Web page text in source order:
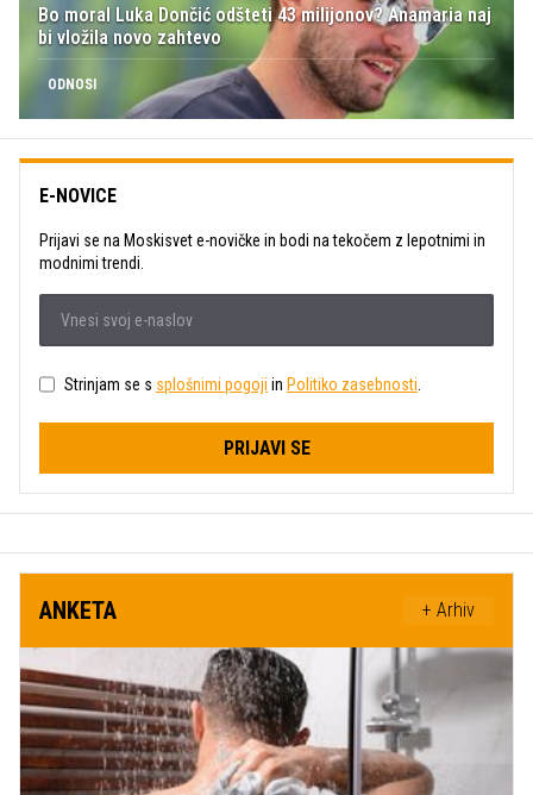
Bo moral Luka Dončić odšteti 43 milijonov? Anamaria naj
bi vložila novo zahtevo
ODNOSI
E-NOVICE
Prijavi se na Moskisvet e-novičke in bodi na tekočem z lepotnimi in
modnimi trendi.
Strinjam se s splošnimi pogoji in Politiko zasebnosti
PRIJAVI SE
ANKETA + Arhiv